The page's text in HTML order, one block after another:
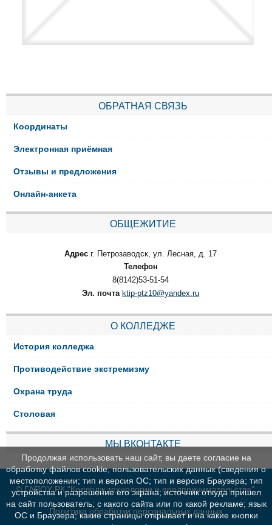
ОБРАТНАЯ СВЯЗЬ
Координаты
Электронная приёмная
Отзывы и предложения
Онлайн-анкета
ОБЩЕЖИТИЕ
Адрес г. Петрозаводск, ул. Лесная, д. 17
Телефон
8(8142)53-51-54
Эл. почта ktip-ptz10@yandex.ru
О КОЛЛЕДЖЕ
История колледжа
Противодействие экстремизму
Охрана труда
Столовая
МЫ ВКОНТАКТЕ
© ГАПОУ РК "Колледж технологии и предпринимательства"
Политика обработки персональных данных
Продолжая использовать наш сайт, вы даете согласие на
обработку файлов cookie, пользовательских данных (сведения о
местоположении; тип и версия ОС; тип и версия Браузера; тип
устройства и разрешение его экрана; источник откуда пришел
на сайт пользователь; с какого сайта или по какой рекламе; язык
ОС и Браузера; какие страницы открывает и на какие кнопки